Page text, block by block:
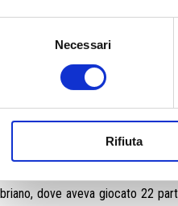
Necessari
Rifiuta
a partita e, se nei primi cinque
sfiorato gli 11 punti di media
sotto
della Virtus Bologna e con più
Cremona, con cui tre anni fa
con i colori di Tortona. Ala
Gazzotti gioca circa 23’ a
le rotazioni è il classe ’95, due
dove aveva giocato 22